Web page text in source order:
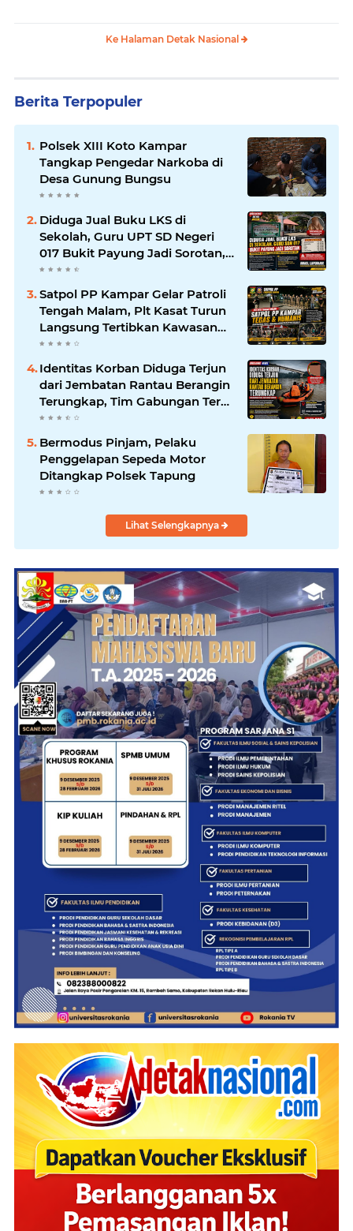
Ke Halaman Detak Nasional
Berita Terpopuler
Polsek XIII Koto Kampar
Tangkap Pengedar Narkoba di
Desa Gunung Bungsu
Diduga Jual Buku LKS di
Sekolah, Guru UPT SD Negeri
017 Bukit Payung Jadi Sorotan,
Disdikpora Kampar Tegaskan
Tidak Pernah Beri Izin
Satpol PP Kampar Gelar Patroli
Tengah Malam, Plt Kasat Turun
Langsung Tertibkan Kawasan
Publik dan Warung Karaoke
Identitas Korban Diduga Terjun
dari Jembatan Rantau Berangin
Terungkap, Tim Gabungan Terus
Sisir Sungai Kampar
Bermodus Pinjam, Pelaku
Penggelapan Sepeda Motor
Ditangkap Polsek Tapung
Lihat Selengkapnya